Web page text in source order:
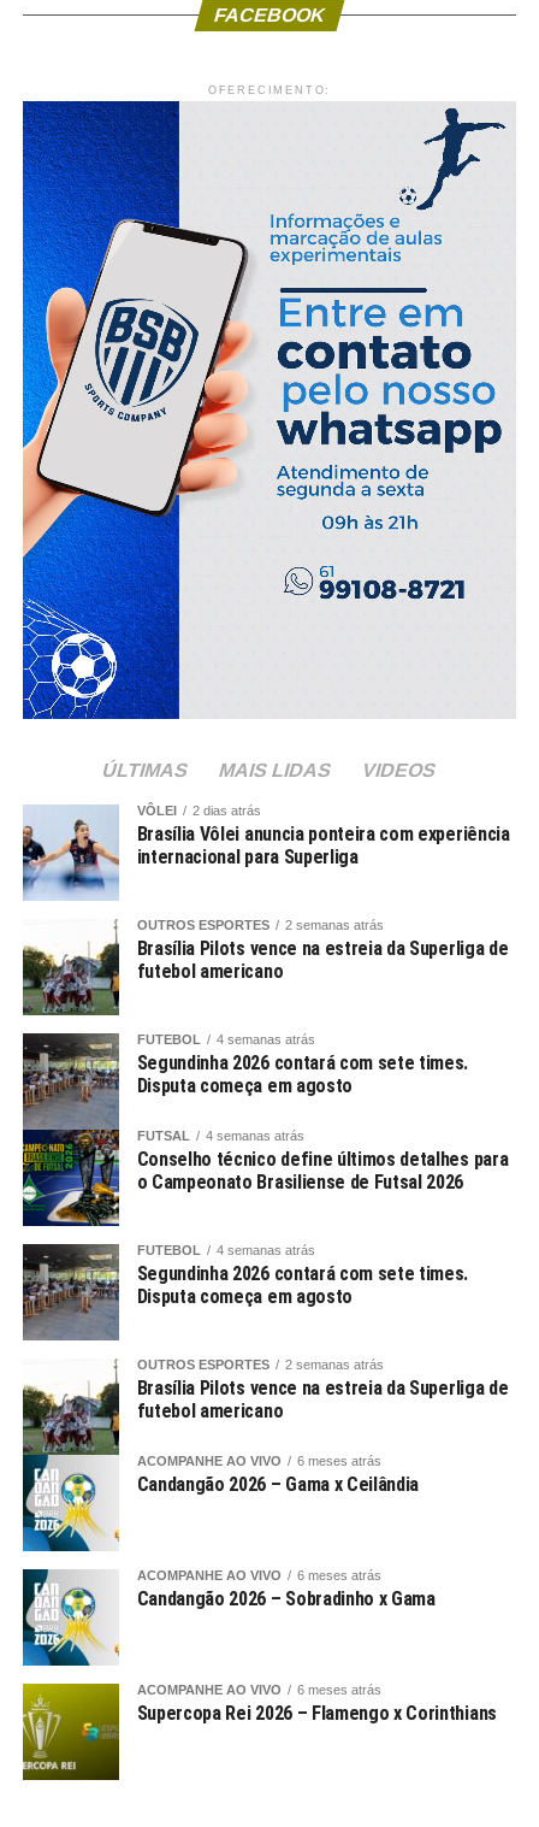
FACEBOOK
OFERECIMENTO:
ÚLTIMAS MAIS LIDAS VIDEOS
VÔLEI 2 dias atrás
Brasília Vôlei anuncia ponteira com experiência
internacional para Superliga
OUTROS ESPORTES 2 semanas atrás
Brasília Pilots vence na estreia da Superliga de
futebol americano
FUTEBOL 4 semanas atrás
Segundinha 2026 contará com sete times.
Disputa começa em agosto
FUTSAL 4 semanas atrás
Conselho técnico define últimos detalhes para
o Campeonato Brasiliense de Futsal 2026
FUTEBOL 4 semanas atrás
Segundinha 2026 contará com sete times.
Disputa começa em agosto
OUTROS ESPORTES 2 semanas atrás
Brasília Pilots vence na estreia da Superliga de
futebol americano
ACOMPANHE AO VIVO 6 meses atrás
Candangão 2026 – Gama x Ceilândia
ACOMPANHE AO VIVO 6 meses atrás
Candangão 2026 – Sobradinho x Gama
ACOMPANHE AO VIVO 6 meses atrás
Supercopa Rei 2026 – Flamengo x Corinthians